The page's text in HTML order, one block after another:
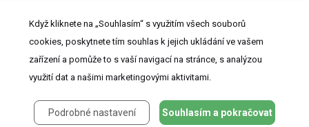
zdravotnictví.Čtěte prohlášeníaZásady zpracování osobních údajů
Když kliknete na „Souhlasím“ s využitím všech souborů
cookies, poskytnete tím souhlas k jejich ukládání ve vašem
zařízení a pomůže to s vaší navigací na stránce, s analýzou
využití dat a našimi marketingovými aktivitami.
Podrobné nastavení Souhlasím a pokračovat